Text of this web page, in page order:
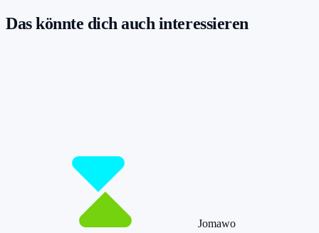
Das könnte dich auch interessieren
Jomawo